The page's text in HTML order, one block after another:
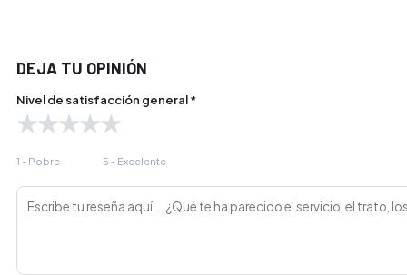
DEJA TU OPINIÓN
Nivel de satisfacción general *
★
★
★
★
★
1 - Pobre 5 - Excelente